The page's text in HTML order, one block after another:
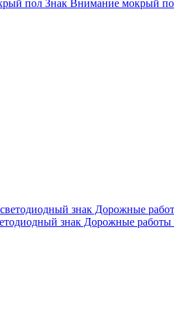
Знак Внимание мокрый
знак Дорожные работы